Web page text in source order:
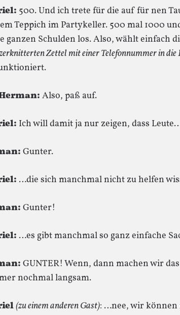
500. Und ich trete für die auf für nen
Teppich im Partykeller. 500 mal 1000
ganzen Schulden los. Also, wählt einfach
Zettel mit einer Telefonnummer in die
Also, paß auf.
Ich will damit ja nur zeigen, dass
Gunter.
…die sich manchmal nicht zu helfen
Gunter!
…es gibt manchmal so ganz einfache
GUNTER! Wenn, dann machen wir
nochmal langsam.
(zu einem anderen Gast): …nee, wir